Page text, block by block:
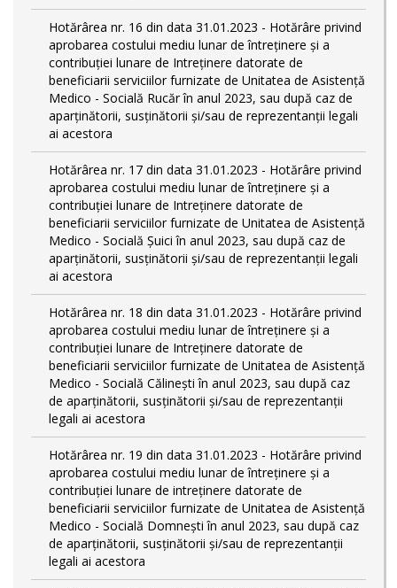
Hotărârea nr. 16 din data 31.01.2023 - Hotărâre privind
aprobarea costului mediu lunar de întreţinere şi a
contribuţiei lunare de Intreţinere datorate de
beneficiarii serviciilor furnizate de Unitatea de Asistenţă
Medico - Socială Rucăr în anul 2023, sau după caz de
aparţinătorii, susţinătorii şi/sau de reprezentanţii legali
ai acestora
Hotărârea nr. 17 din data 31.01.2023 - Hotărâre privind
aprobarea costului mediu lunar de întreţinere şi a
contribuţiei lunare de Intreţinere datorate de
beneficiarii serviciilor furnizate de Unitatea de Asistenţă
Medico - Socială Şuici în anul 2023, sau după caz de
aparţinătorii, susţinătorii şi/sau de reprezentanţii legali
ai acestora
Hotărârea nr. 18 din data 31.01.2023 - Hotărâre privind
aprobarea costului mediu lunar de întreţinere şi a
contribuţiei lunare de Intreţinere datorate de
beneficiarii serviciilor furnizate de Unitatea de Asistenţă
Medico - Socială Călineşti în anul 2023, sau după caz
de aparţinătorii, susţinătorii şi/sau de reprezentanţii
legali ai acestora
Hotărârea nr. 19 din data 31.01.2023 - Hotărâre privind
aprobarea costului mediu lunar de întreţinere şi a
contribuţiei lunare de intreţinere datorate de
beneficiarii serviciilor furnizate de Unitatea de Asistenţă
Medico - Socială Domneşti în anul 2023, sau după caz
de aparţinătorii, susţinătorii şi/sau de reprezentanţii
legali ai acestora